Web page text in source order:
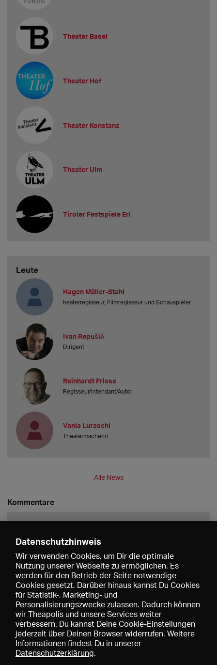
Theater Basel
Theater Hof
Theater Konstanz
Theater Ulm
Tiroler Festspiele Erl
Leute
Hagen Müller-Stahl
heaterregisseur, Filmregisseur und Schauspieler
Ivan Repušić
Dirigent
Reinhardt Friese
Regisseur/Intendant/Autor
Vania Luraschi
Theatermacherin
Alle News
Kommentare
Speichern
Datenschutzhinweis
Wir verwenden Cookies, um Dir die optimale
Nutzung unserer Webseite zu ermöglichen. Es
werden für den Betrieb der Seite notwendige
Cookies gesetzt. Darüber hinaus kannst Du Cookies
für Statistik-, Marketing- und
Personalisierungszwecke zulassen. Dadurch können
wir Theapolis und unsere Services weiter
verbessern. Du kannst Deine Cookie-Einstellungen
jederzeit über Deinen Browser widerrufen. Weitere
Informationen findest Du in unserer
Datenschutzerklärung.